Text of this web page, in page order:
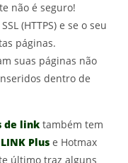
não é seguro!
(HTTPS) e se o seu
páginas.
suas páginas não
dentro de
de link também tem
LINK Plus e Hotmax
último traz alguns